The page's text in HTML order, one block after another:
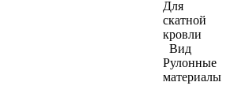
Для
скатной
кровли
Вид
Рулонные
материалы